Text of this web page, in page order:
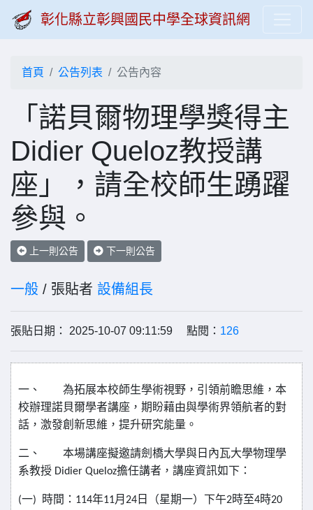
彰化縣立彰興國民中學全球資訊網
首頁 公告列表 公告內容
「諾貝爾物理學獎得主
Didier Queloz教授講
座」，請全校師生踴躍
參與。
上一則公告 下一則公告
一般 / 張貼者 設備組長
張貼日期： 2025-10-07 09:11:59 點閱： 126
一、
為拓展本校師生學術視野，引領前瞻思維，本
校辦理諾貝爾學者講座，期盼藉由與學術界領航者的對
話，激發創新思維，提升研究能量。
二、
本場講座擬邀請劍橋大學與日內瓦大學物理學
系教授 Didier Queloz擔任講者，講座資訊如下：
(一) 時間： 114年11月 24 日（星期一）下午2時至4時20